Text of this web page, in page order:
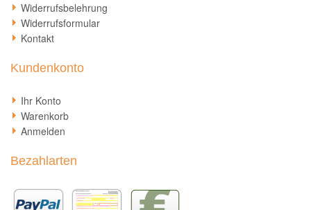
Widerrufsbelehrung
Widerrufsformular
Kontakt
Kundenkonto
Ihr Konto
Warenkorb
Anmelden
Bezahlarten